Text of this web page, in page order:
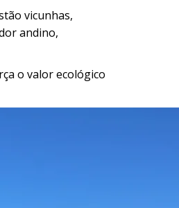
vicunhas,
andino,
o valor ecológico